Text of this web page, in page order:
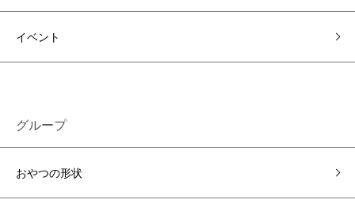
イベント
グループ
おやつの形状